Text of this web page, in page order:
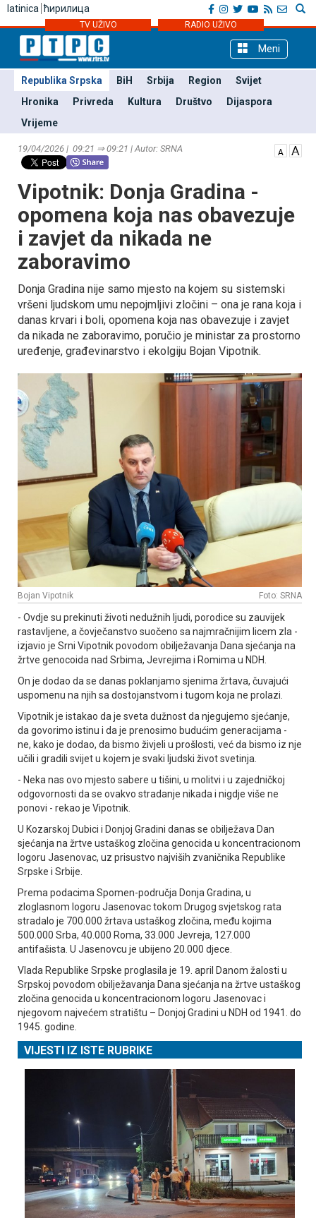
latinica ћирилица
TV UŽIVO RADIO UŽIVO
Meni
Republika Srpska BiH Srbija Region
Svijet
Hronika
Privreda Kultura Društvo
Dijaspora
Vrijeme
19/04/2026 | 09:21 ⇒ 09:21 | Autor: SRNA
Vipotnik: Donja Gradina -
opomena koja nas obavezuje
i zavjet da nikada ne
zaboravimo
Donja Gradina nije samo mjesto na kojem su sistemski
vršeni ljudskom umu nepojmljivi zločini – ona je rana koja i
danas krvari i boli, opomena koja nas obavezuje i zavjet
da nikada ne zaboravimo, poručio je ministar za prostorno
uređenje, građevinarstvo i ekolgiju Bojan Vipotnik.
Bojan Vipotnik Foto: SRNA
- Ovdje su prekinuti životi nedužnih ljudi, porodice su zauvijek
rastavljene, a čovječanstvo suočeno sa najmračnijim licem zla -
izjavio je Srni Vipotnik povodom obilježavanja Dana sjećanja na
žrtve genocoida nad Srbima, Јevrejima i Romima u NDH.
On je dodao da se danas poklanjamo sjenima žrtava, čuvajući
uspomenu na njih sa dostojanstvom i tugom koja ne prolazi.
Vipotnik je istakao da je sveta dužnost da njegujemo sjećanje,
da govorimo istinu i da je prenosimo budućim generacijama -
ne, kako je dodao, da bismo živjeli u prošlosti, već da bismo iz nje
učili i gradili svijet u kojem je svaki ljudski život svetinja.
- Neka nas ovo mjesto sabere u tišini, u molitvi i u zajedničkoj
odgovornosti da se ovakvo stradanje nikada i nigdje više ne
ponovi - rekao je Vipotnik.
U Kozarskoj Dubici i Donjoj Gradini danas se obilježava Dan
sjećanja na žrtve ustaškog zločina genocida u koncentracionom
logoru Јasenovac, uz prisustvo najviših zvaničnika Republike
Srpske i Srbije.
Prema podacima Spomen-područja Donja Gradina, u
zloglasnom logoru Јasenovac tokom Drugog svjetskog rata
stradalo je 700.000 žrtava ustaškog zločina, među kojima
500.000 Srba, 40.000 Roma, 33.000 Јevreja, 127.000
antifašista. U Јasenovcu je ubijeno 20.000 djece.
Vlada Republike Srpske proglasila je 19. april Danom žalosti u
Srpskoj povodom obilježavanja Dana sjećanja na žrtve ustaškog
zločina genocida u koncentracionom logoru Јasenovac i
njegovom najvećem stratištu – Donjoj Gradini u NDH od 1941. do
1945. godine.
VIJESTI IZ ISTE RUBRIKE